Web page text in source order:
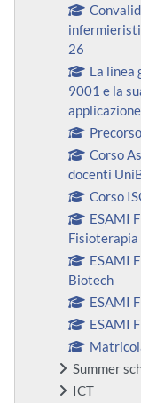
26
La linea
9001 e la
applicazione
Corso
docenti
Corso
ESAMI
Fisioterapia
ESAMI
Biotech
ESAMI
ESAMI
Summer
ICT